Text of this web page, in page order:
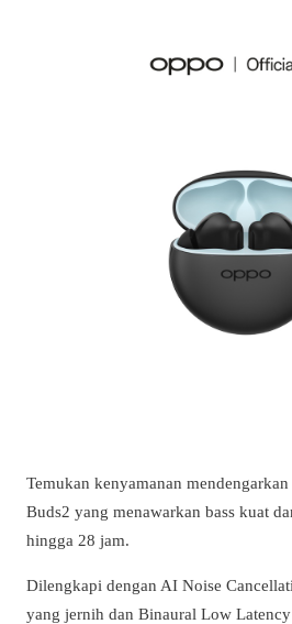
Temukan kenyamanan
Buds2 yang menawarkan bass kuat
hingga 28 jam.
Dilengkapi dengan AI Noise
yang jernih dan Binaural Low